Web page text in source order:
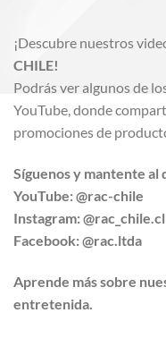
¡Descubre nuestros
CHILE!
Podrás ver algunos de
YouTube, donde
promociones de
Síguenos y mantente al
YouTube: @rac-chile
Instagram: @rac_chile.cl
Facebook: @rac.ltda
Aprende más sobre
entretenida.